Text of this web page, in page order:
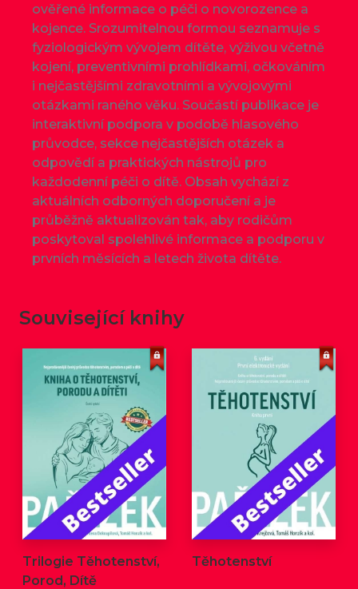
ověřené informace o péči o novorozence a
kojence. Srozumitelnou formou seznamuje s
fyziologickým vývojem dítěte, výživou včetně
kojení, preventivními prohlídkami, očkováním
i nejčastějšími zdravotními a vývojovými
otázkami raného věku. Součástí publikace je
interaktivní podpora v podobě hlasového
průvodce, sekce nejčastějších otázek a
odpovědí a praktických nástrojů pro
každodenní péči o dítě. Obsah vychází z
aktuálních odborných doporučení a je
průběžně aktualizován tak, aby rodičům
poskytoval spolehlivé informace a podporu v
prvních měsících a letech života dítěte.
Související knihy
Trilogie Těhotenství,
Porod, Dítě
Těhotenství